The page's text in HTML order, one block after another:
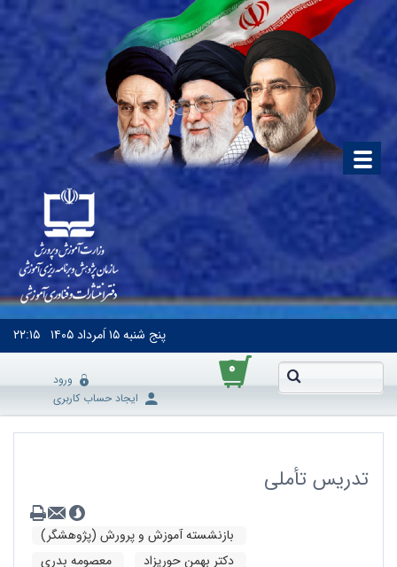
پنج شنبه۱۵ اَمرداد ۱۴۰۵ ۲۲:۱۵
۰
ورود
ایجاد حساب کاربری
تدریس تأملى
بازنشسته آموزش و پرورش (پژوهشگر)
دکتر بهمن حوریزاد
معصومه بدری